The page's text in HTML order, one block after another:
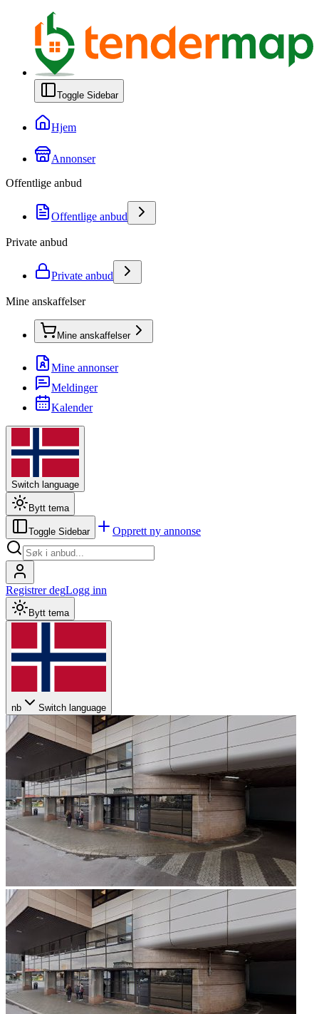
Toggle Sidebar
Hjem
Annonser
Offentlige anbud
Offentlige anbud
Private anbud
Private anbud
Mine anskaffelser
Mine anskaffelser
Mine annonser
Meldinger
Kalender
Switch language
Bytt tema
Toggle Sidebar Opprett ny annonse
Registrer degLogg inn
Bytt tema
nb Switch language